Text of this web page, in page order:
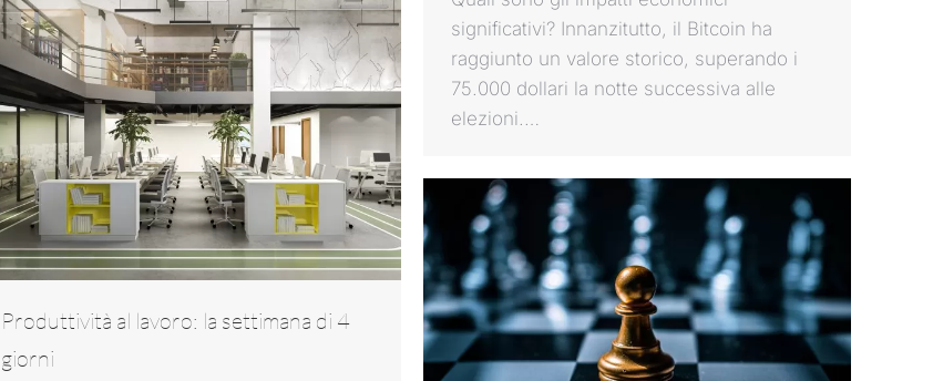
significativi? Innanzitutto, il Bitcoin ha
raggiunto un valore storico, superando i
75.000 dollari la notte successiva alle
elezioni.…
Produttività al lavoro: la settimana di 4
giorni